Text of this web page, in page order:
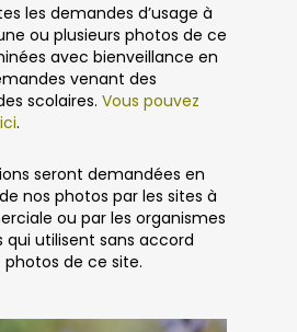
les demandes d’usage à
ou plusieurs photos de ce
avec bienveillance en
venant des
scolaires. Vous pouvez
.
seront demandées en
nos photos par les sites à
ou par les organismes
qui utilisent sans accord
photos de ce site.